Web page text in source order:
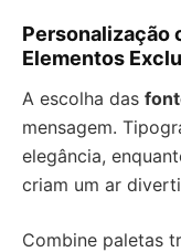
Personalização
Elementos
A escolha das
mensagem.
elegância,
criam um ar
Combine paletas